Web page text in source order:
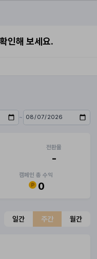
인해 보세요.
~
전환율
-
캠페인 총 수익
0
일간 주간 월간